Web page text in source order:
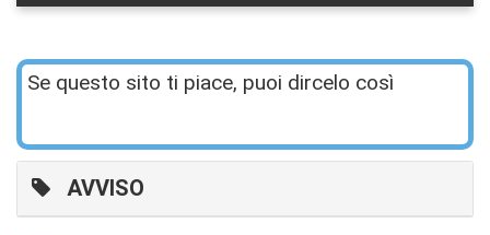
Se questo sito ti piace, puoi dircelo così
AVVISO